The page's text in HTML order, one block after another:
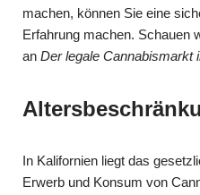
machen, können Sie eine
Erfahrung machen. Schauen
an Der legale Cannabismarkt
In Kalifornien liegt das
Erwerb und Konsum von